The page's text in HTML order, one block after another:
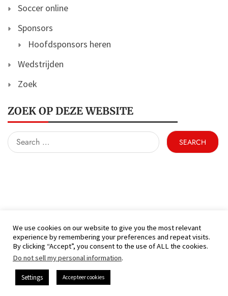
Soccer online
Sponsors
Hoofdsponsors heren
Wedstrijden
Zoek
ZOEK OP DEZE WEBSITE
Search
for:
(C) KFC Hamont 99 - Alle rechten voorbehouden
Proudly powered by WordPress
News byCandid Themes
We use cookies on our website to give you the most relevant
experience by remembering your preferences and repeat visits.
By clicking “Accept”, you consent to the use of ALL the cookies.
Do not sell my personal information.
Settings Accepteer cookies